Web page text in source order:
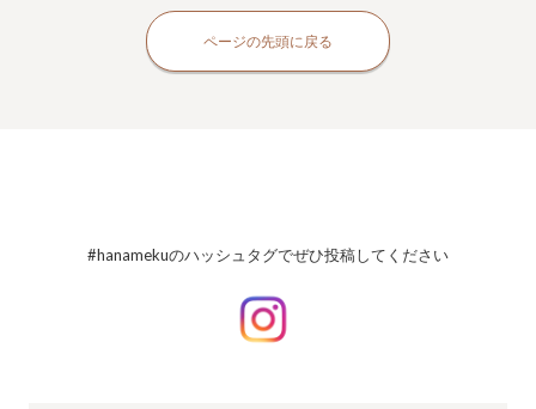
ページの先頭に戻る
#hanamekuのハッシュタグでぜひ投稿してください